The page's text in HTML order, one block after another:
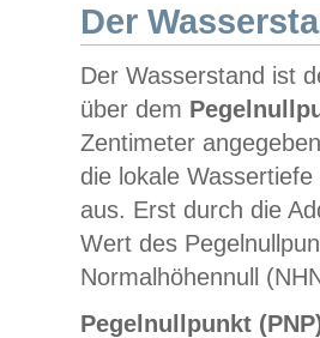
Der
Der Wasserstand ist
über dem
Zentimeter
die lokale
aus. Erst durch die
Wert des
Normalhöhennull
Pegelnullpunkt